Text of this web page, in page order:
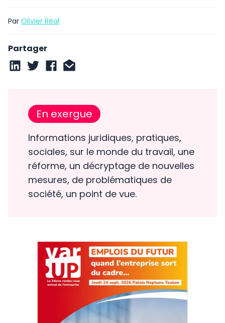
Par Olivier Réal
Partager
En exergue
Informations juridiques, pratiques,
sociales, sur le monde du travail, une
réforme, un décryptage de nouvelles
mesures, de problématiques de
société, un point de vue.